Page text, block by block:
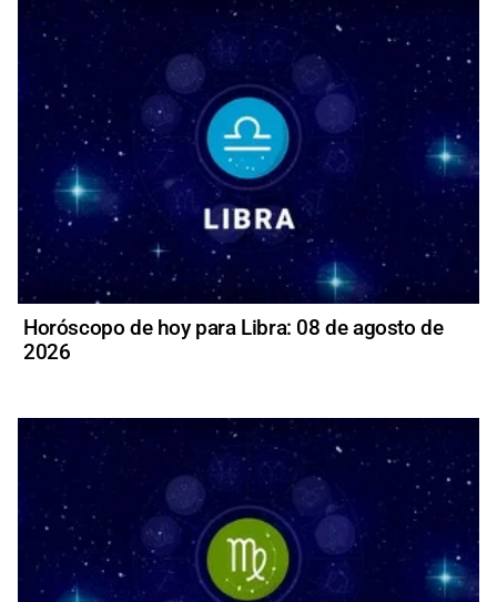
Horóscopo de hoy para Libra: 08 de agosto de
2026